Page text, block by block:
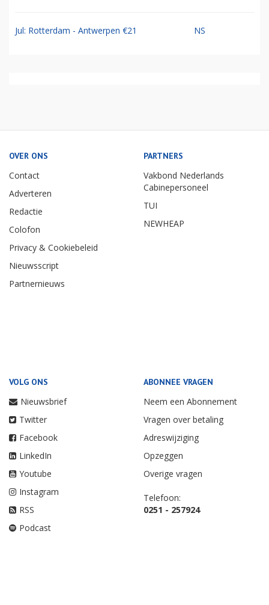
Jul: Rotterdam - Antwerpen €21 NS
OVER ONS
Contact
Adverteren
Redactie
Colofon
Privacy & Cookiebeleid
Nieuwsscript
Partnernieuws
PARTNERS
Vakbond Nederlands
Cabinepersoneel
TUI
NEWHEAP
VOLG ONS
Nieuwsbrief
Twitter
Facebook
LinkedIn
Youtube
Instagram
RSS
Podcast
ABONNEE VRAGEN
Neem een Abonnement
Vragen over betaling
Adreswijziging
Opzeggen
Overige vragen
Telefoon:
0251 - 257924